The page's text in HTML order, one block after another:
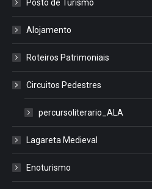
Posto de Turismo
Alojamento
Roteiros Patrimoniais
Circuitos Pedestres
percursoliterario_ALA
Lagareta Medieval
Enoturismo